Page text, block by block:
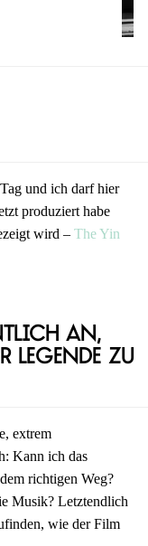
und ich darf hier
produziert habe
wird – The Yin
an,
Legende zu
extrem
Kann ich das
richtigen Weg?
Musik? Letztendlich
wie der Film